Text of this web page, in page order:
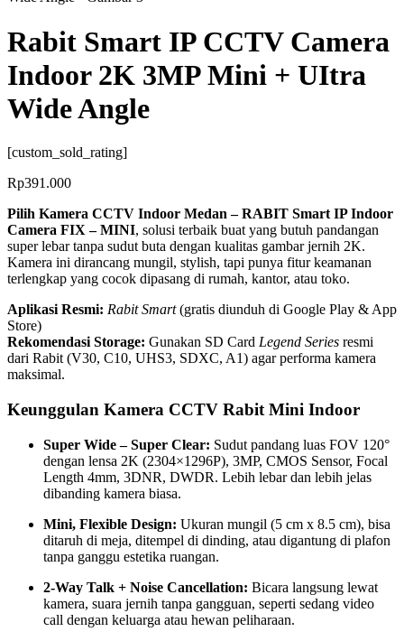
Rabit Smart IP CCTV Camera
Indoor 2K 3MP Mini + UItra
Wide Angle
[custom_sold_rating]
Rp391.000
Pilih Kamera CCTV Indoor Medan – RABIT Smart IP Indoor
Camera FIX – MINI, solusi terbaik buat yang butuh pandangan
super lebar tanpa sudut buta dengan kualitas gambar jernih 2K.
Kamera ini dirancang mungil, stylish, tapi punya fitur keamanan
terlengkap yang cocok dipasang di rumah, kantor, atau toko.
Aplikasi Resmi: Rabit Smart(gratis diunduh di Google Play & App
Store)
Rekomendasi Storage: Gunakan SD Card Legend Series resmi
dari Rabit (V30, C10, UHS3, SDXC, A1) agar performa kamera
maksimal.
Keunggulan Kamera CCTV Rabit Mini Indoor
Super Wide – Super Clear: Sudut pandang luas FOV 120°
dengan lensa 2K (2304×1296P), 3MP, CMOS Sensor, Focal
Length 4mm, 3DNR, DWDR. Lebih lebar dan lebih jelas
dibanding kamera biasa.
Mini, Flexible Design: Ukuran mungil (5 cm x 8.5 cm), bisa
ditaruh di meja, ditempel di dinding, atau digantung di plafon
tanpa ganggu estetika ruangan.
2-Way Talk + Noise Cancellation: Bicara langsung lewat
kamera, suara jernih tanpa gangguan, seperti sedang video
call dengan keluarga atau hewan peliharaan.